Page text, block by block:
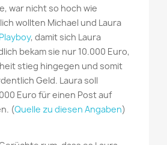
war nicht so hoch wie
wollten Michael und Laura
Playboy, damit sich Laura
bekam sie nur 10.000 Euro,
stieg hingegen und somit
Geld. Laura soll
Euro für einen Post auf
(Quelle zu diesen Angaben)